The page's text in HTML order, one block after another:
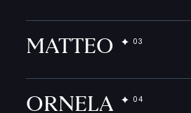
MATTEO
ORNELA